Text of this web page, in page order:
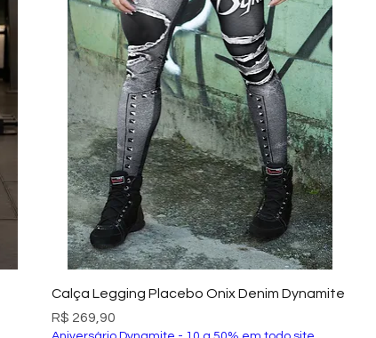
Visualização rápida
Calça Legging Placebo Onix Denim Dynamite
Preço
R$ 269,90